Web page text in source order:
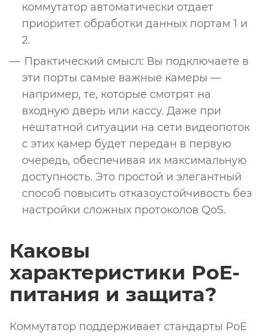
коммутатор автоматически отдает
приоритет обработки данных портам 1 и
2.
Практический смысл: Вы подключаете в
эти порты самые важные камеры —
например, те, которые смотрят на
входную дверь или кассу. Даже при
нештатной ситуации на сети видеопоток
с этих камер будет передан в первую
очередь, обеспечивая их максимальную
доступность. Это простой и элегантный
способ повысить отказоустойчивость без
настройки сложных протоколов QoS.
Каковы
характеристики PoE-
питания и защита?
Коммутатор поддерживает стандарты PoE